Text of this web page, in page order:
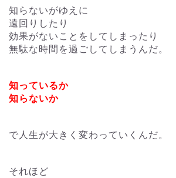
知らないがゆえに
遠回りしたり
効果がないことをしてしまったり
無駄な時間を過ごしてしまうんだ。
知っているか
知らないか
で人生が大きく変わっていくんだ。
それほど